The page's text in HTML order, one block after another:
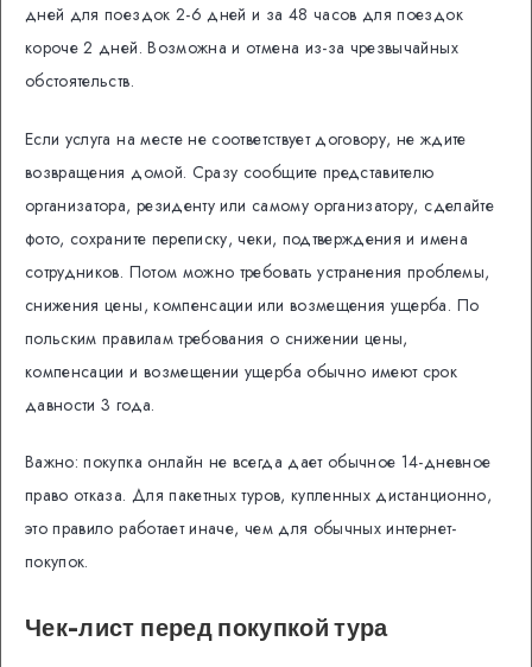
дней для поездок 2-6 дней и за 48 часов для поездок
короче 2 дней. Возможна и отмена из-за чрезвычайных
обстоятельств.
Если услуга на месте не соответствует договору, не ждите
возвращения домой. Сразу сообщите представителю
организатора, резиденту или самому организатору, сделайте
фото, сохраните переписку, чеки, подтверждения и имена
сотрудников. Потом можно требовать устранения проблемы,
снижения цены, компенсации или возмещения ущерба. По
польским правилам требования о снижении цены,
компенсации и возмещении ущерба обычно имеют срок
давности 3 года.
Важно: покупка онлайн не всегда дает обычное 14-дневное
право отказа. Для пакетных туров, купленных дистанционно,
это правило работает иначе, чем для обычных интернет-
покупок.
Чек-лист перед покупкой тура